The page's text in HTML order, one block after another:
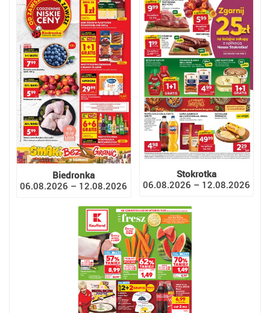
Biedronka
06.08.2026 – 12.08.2026
Stokrotka
06.08.2026 – 12.08.2026